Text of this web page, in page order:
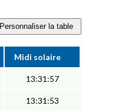
Personnaliserla table
Midi solaire
13:31:57
13:31:53